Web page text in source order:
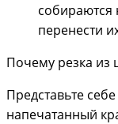
собираются
перенести
Почему резка из
Представьте
напечатанный